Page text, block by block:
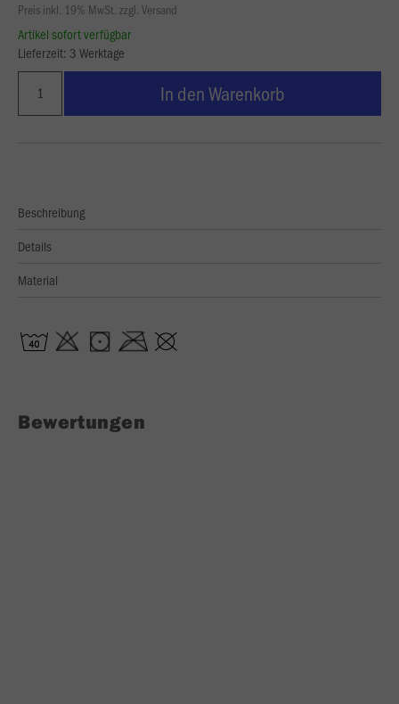
Preis inkl. 19% MwSt. zzgl. Versand
Artikel sofort verfügbar
Lieferzeit: 3 Werktage
In den Warenkorb
Beschreibung
Details
Material
Bewertungen